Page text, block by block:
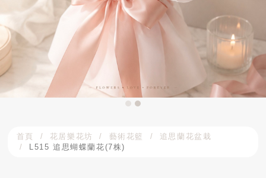
首頁 花居樂花坊 藝術花籃
追思蘭花盆栽
L515 追思蝴蝶蘭花(7株)